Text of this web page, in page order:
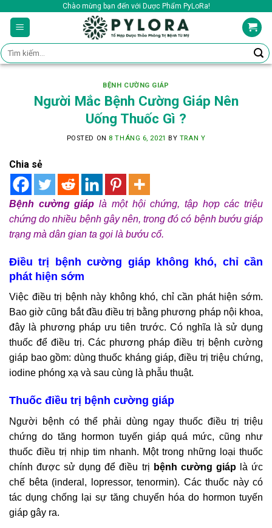
content
Chào mừng bạn đến với Dược Phẩm PyLoRa!
Tìm
kiếm:
BỆNH CƯỜNG GIÁP
Người Mắc Bệnh Cường Giáp Nên
Uống Thuốc Gì ?
POSTED ON 8 THÁNG 6, 2021 BY TRAN Y
Chia sẻ
Bệnh cường giáp là một hội chứng, tập hợp các triệu
chứng do nhiều bệnh gây nên, trong đó có bệnh bướu giáp
trạng mà dân gian ta gọi là bướu cổ.
Điều trị bệnh cường giáp không khó, chỉ cần
phát hiện sớm
Việc điều trị bệnh này không khó, chỉ cần phát hiện sớm.
Bao giờ cũng bắt đầu điều trị bằng phương pháp nội khoa,
đây là phương pháp ưu tiên trước. Có nghĩa là sử dụng
thuốc để điều trị. Các phương pháp điều trị bệnh cường
giáp bao gồm: dùng thuốc kháng giáp, điều trị triệu chứng,
iodine phóng xạ và sau cùng là phẫu thuật.
Thuốc điều trị bệnh cường giáp
Người bệnh có thể phải dùng ngay thuốc điều trị triệu
chứng do tăng hormon tuyến giáp quá mức, cũng như
thuốc điều trị nhịp tim nhanh. Một trong những loại thuốc
chính được sử dụng để điều trị bệnh cường giáplà ức
chế bêta (inderal, lopressor, tenormin). Các thuốc này có
tác dụng chống lại sự tăng chuyển hóa do hormon tuyến
giáp gây ra.